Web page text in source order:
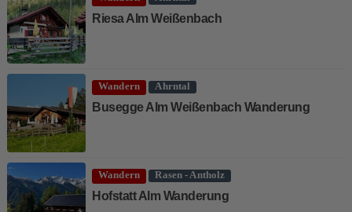
Riesa Alm Weißenbach
Wandern Ahrntal
Busegge Alm Weißenbach Wanderung
Wandern Rasen - Antholz
Hofstatt Alm Wanderung